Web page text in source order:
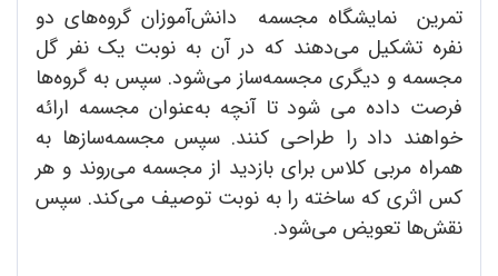
تمرین نمایشگاه مجسمه دانش‌آموزان گروه‌های دو
نفره تشکیل می‌دهند که در آن به نوبت یک نفر گل
مجسمه و دیگری مجسمه‌ساز می‌شود. سپس به گروه‌ها
فرصت داده می شود تا آنچه به‌عنوان مجسمه ارائه
خواهند داد را طراحی کنند. سپس مجسمه‌سازها به
همراه مربی کلاس برای بازدید از مجسمه می‌روند و هر
کس اثری که ساخته را به نوبت توصیف می‌کند. سپس
نقش‌ها تعویض می‌شود.